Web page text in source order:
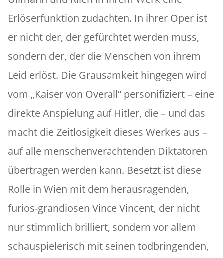
Erlöserfunktion zudachten. In ihrer Oper ist
er nicht der, der gefürchtet werden muss,
sondern der, der die Menschen von ihrem
Leid erlöst. Die Grausamkeit hingegen wird
vom „Kaiser von Overall“ personifiziert – eine
direkte Anspielung auf Hitler, die – und das
macht die Zeitlosigkeit dieses Werkes aus –
auf alle menschenverachtenden Diktatoren
übertragen werden kann. Besetzt ist diese
Rolle in Wien mit dem herausragenden,
furios-grandiosen Vince Vincent, der nicht
nur stimmlich brilliert, sondern vor allem
schauspielerisch mit seinen todbringenden,